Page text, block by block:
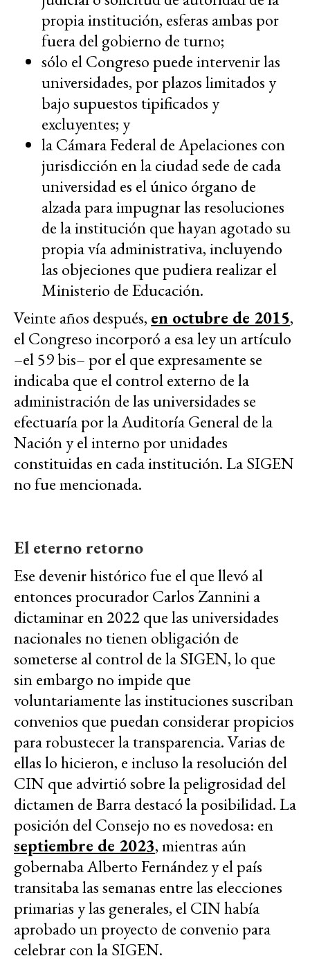
propia institución, esferas ambas por
fuera del gobierno de turno;
sólo el Congreso puede intervenir las
universidades, por plazos limitados y
bajo supuestos tipificados y
excluyentes; y
la Cámara Federal de Apelaciones con
jurisdicción en la ciudad sede de cada
universidad es el único órgano de
alzada para impugnar las resoluciones
de la institución que hayan agotado su
propia vía administrativa, incluyendo
las objeciones que pudiera realizar el
Ministerio de Educación.
Veinte años después, en octubre de 2015,
el Congreso incorporó a esa ley un artículo
–el 59 bis– por el que expresamente se
indicaba que el control externo de la
administración de las universidades se
efectuaría por la Auditoría General de la
Nación y el interno por unidades
constituidas en cada institución. La SIGEN
no fue mencionada.
El eterno retorno
Ese devenir histórico fue el que llevó al
entonces procurador Carlos Zannini a
dictaminar en 2022 que las universidades
nacionales no tienen obligación de
someterse al control de la SIGEN, lo que
sin embargo no impide que
voluntariamente las instituciones suscriban
convenios que puedan considerar propicios
para robustecer la transparencia. Varias de
ellas lo hicieron, e incluso la resolución del
CIN que advirtió sobre la peligrosidad del
dictamen de Barra destacó la posibilidad. La
posición del Consejo no es novedosa: en
septiembre de 2023, mientras aún
gobernaba Alberto Fernández y el país
transitaba las semanas entre las elecciones
primarias y las generales, el CIN había
aprobado un proyecto de convenio para
celebrar con la SIGEN.